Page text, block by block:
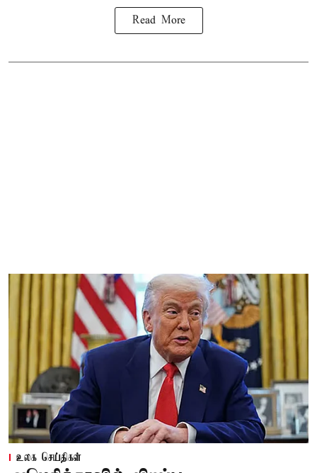
Read More
உலக செய்திகள்